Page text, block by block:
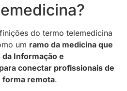
do termo telemedicina
um ramo da medicina que
Informação e
conectar profissionais de
forma remota.